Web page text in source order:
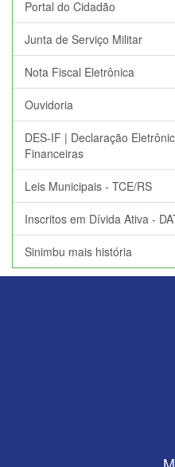
Portal do Cidadão
Junta de Serviço Militar
Nota Fiscal Eletrônica
Ouvidoria
DES-IF | Declaração
Financeiras
Leis Municipais - TCE/RS
Inscritos em Dívida Ativa -
Sinimbu mais história